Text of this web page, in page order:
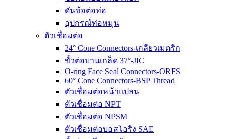
ดันข้อต่อท่อ
อุปกรณ์ท่อหมุน
ตัวเชื่อมต่อ
24° Cone Connectors-เกลียวเมตริก
ขั้วต่อบานเกล็ด 37°-JIC
O-ring Face Seal Connectors-ORFS
60° Cone Connectors-BSP Thread
ตัวเชื่อมต่อหน้าแปลน
ตัวเชื่อมต่อ NPT
ตัวเชื่อมต่อ NPSM
ตัวเชื่อมต่อบอสโอริง SAE